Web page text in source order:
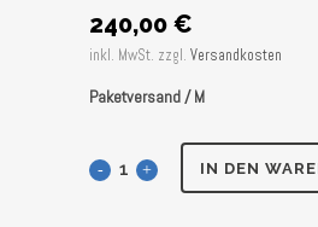
240,00 €
inkl. MwSt. zzgl. Versandkosten
Paketversand / M
ElektromagnetischeIN DEN